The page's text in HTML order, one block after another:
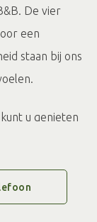
De vier
een
staan bij ons
u genieten
Of u
wat u ook
producten